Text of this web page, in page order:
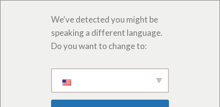
We've detected you might be
speaking a different language.
Do you want to change to: